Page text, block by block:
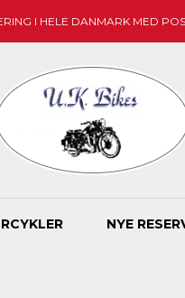
I HELE DANMARK MED
NYE